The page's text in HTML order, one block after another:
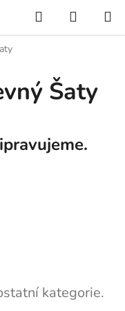
Hledat
KOŠÍK
Šaty
kategorie.